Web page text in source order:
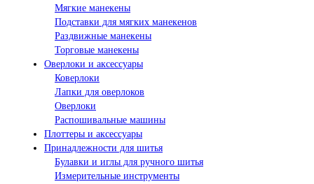
Мягкие манекены
Подставки для мягких манекенов
Раздвижные манекены
Торговые манекены
Оверлоки и аксессуары
Коверлоки
Лапки для оверлоков
Оверлоки
Распошивальные машины
Плоттеры и аксессуары
Принадлежности для шитья
Булавки и иглы для ручного шитья
Измерительные инструменты